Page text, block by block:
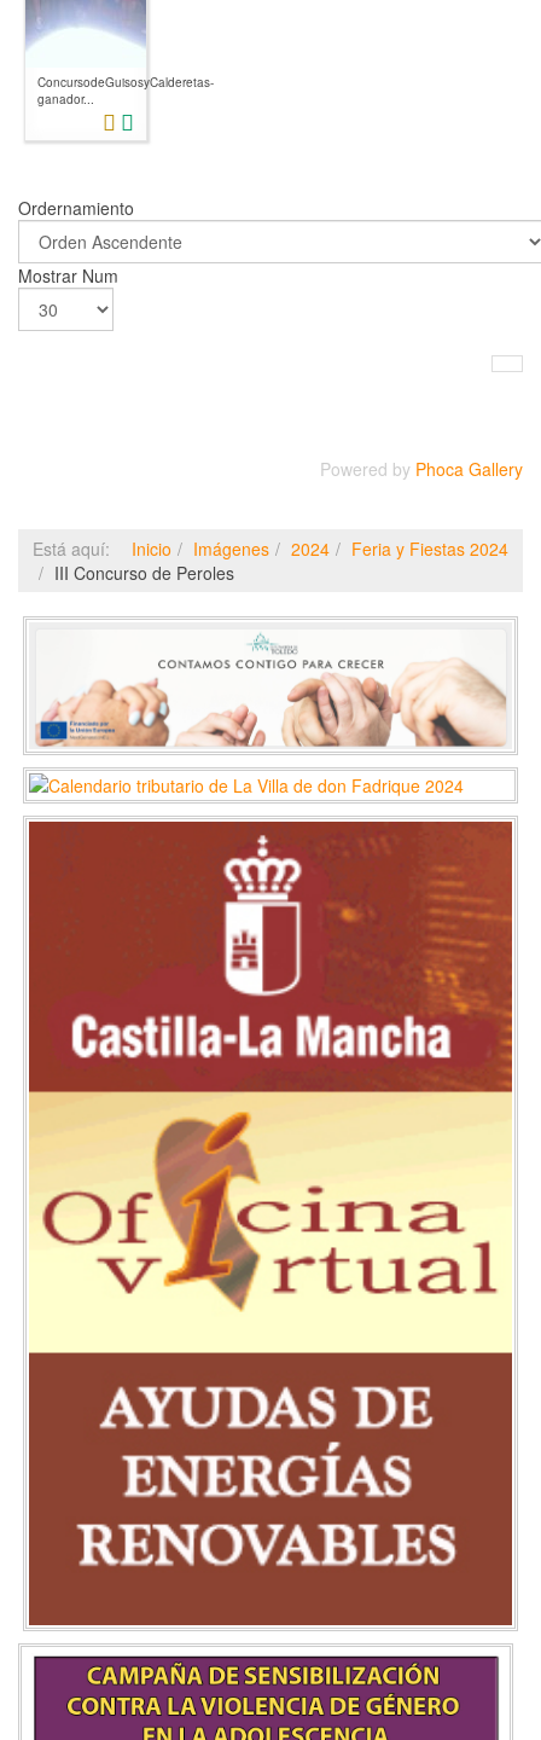
ConcursodeGuisosyCalderetas-
ganador...
Ordernamiento
Mostrar Num
Powered by Phoca Gallery
Está aquí: Inicio Imágenes 2024
Feria y Fiestas 2024
III Concurso de Peroles